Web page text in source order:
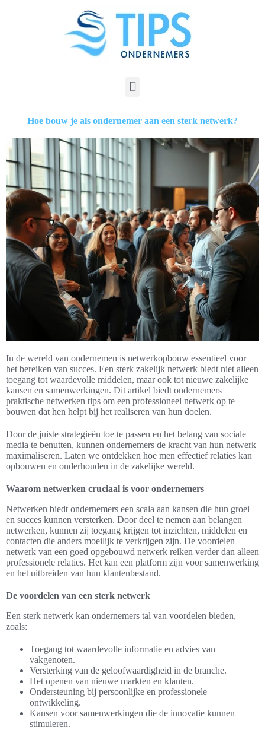
Hoe bouw je als ondernemer aan een sterk netwerk?
In de wereld van ondernemen is netwerkopbouw essentieel voor
het bereiken van succes. Een sterk zakelijk netwerk biedt niet alleen
toegang tot waardevolle middelen, maar ook tot nieuwe zakelijke
kansen en samenwerkingen. Dit artikel biedt ondernemers
praktische netwerken tips om een professioneel netwerk op te
bouwen dat hen helpt bij het realiseren van hun doelen.
Door de juiste strategieën toe te passen en het belang van sociale
media te benutten, kunnen ondernemers de kracht van hun netwerk
maximaliseren. Laten we ontdekken hoe men effectief relaties kan
opbouwen en onderhouden in de zakelijke wereld.
Waarom netwerken cruciaal is voor ondernemers
Netwerken biedt ondernemers een scala aan kansen die hun groei
en succes kunnen versterken. Door deel te nemen aan belangen
netwerken, kunnen zij toegang krijgen tot inzichten, middelen en
contacten die anders moeilijk te verkrijgen zijn. De voordelen
netwerk van een goed opgebouwd netwerk reiken verder dan alleen
professionele relaties. Het kan een platform zijn voor samenwerking
en het uitbreiden van hun klantenbestand.
De voordelen van een sterk netwerk
Een sterk netwerk kan ondernemers tal van voordelen bieden,
zoals:
Toegang tot waardevolle informatie en advies van
vakgenoten.
Versterking van de geloofwaardigheid in de branche.
Het openen van nieuwe markten en klanten.
Ondersteuning bij persoonlijke en professionele
ontwikkeling.
Kansen voor samenwerkingen die de innovatie kunnen
stimuleren.